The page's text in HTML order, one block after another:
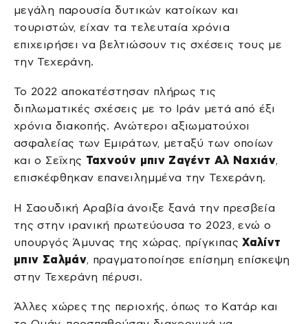
μεγάλη παρουσία δυτικών κατοίκων και
τουριστών, είχαν τα τελευταία χρόνια
επιχειρήσει να βελτιώσουν τις σχέσεις τους με
την Τεχεράνη.
Το 2022 αποκατέστησαν πλήρως τις
διπλωματικές σχέσεις με το Ιράν μετά από έξι
χρόνια διακοπής. Ανώτεροι αξιωματούχοι
ασφαλείας των Εμιράτων, μεταξύ των οποίων
και ο Σεΐχης Ταχνούν μπιν Ζαγέντ Αλ Ναχιάν,
επισκέφθηκαν επανειλημμένα την Τεχεράνη.
Η Σαουδική Αραβία άνοιξε ξανά την πρεσβεία
της στην ιρανική πρωτεύουσα το 2023, ενώ ο
υπουργός Άμυνας της χώρας, πρίγκιπαςΧαλίντ
μπιν Σαλμάν, πραγματοποίησε επίσημη επίσκεψη
στην Τεχεράνη πέρυσι.
Άλλες χώρες της περιοχής, όπως το Κατάρ και